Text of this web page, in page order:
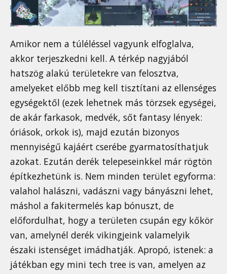
Amikor nem a túléléssel vagyunk elfoglalva,
akkor terjeszkedni kell. A térkép nagyjából
hatszög alakú területekre van felosztva,
amelyeket előbb meg kell tisztítani az ellenséges
egységektől (ezek lehetnek más törzsek egységei,
de akár farkasok, medvék, sőt fantasy lények:
óriások, orkok is), majd ezután bizonyos
mennyiségű kajáért cserébe gyarmatosíthatjuk
azokat. Ezután derék telepeseinkkel már rögtön
építkezhetünk is. Nem minden terület egyforma:
valahol halászni, vadászni vagy bányászni lehet,
máshol a fakitermelés kap bónuszt, de
előfordulhat, hogy a területen csupán egy kőkör
van, amelynél derék vikingjeink valamelyik
északi istenséget imádhatják. Apropó, istenek: a
játékban egy mini tech tree is van, amelyen az